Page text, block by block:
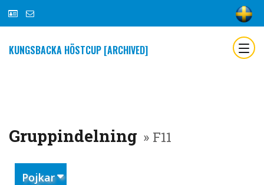
KUNGSBACKA HÖSTCUP [ARCHIVED]
Gruppindelning » F11
Pojkar